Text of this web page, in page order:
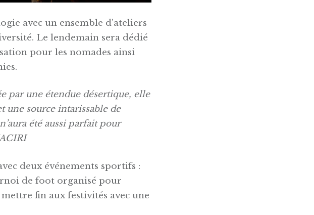
avec un ensemble d’ateliers
Le lendemain sera dédié
pour les nomades ainsi
par une étendue désertique, elle
une source intarissable de
été aussi parfait pour
deux événements sportifs :
de foot organisé pour
fin aux festivités avec une